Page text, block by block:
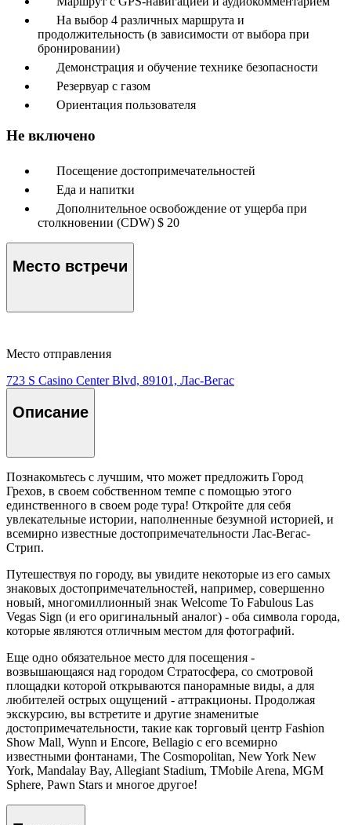
На выбор 4 различных маршрута и
продолжительность (в зависимости от выбора при
бронировании)
Демонстрация и обучение технике безопасности
Резервуар с газом
Ориентация пользователя
Не включено
Посещение достопримечательностей
Еда и напитки
Дополнительное освобождение от ущерба при
столкновении (CDW) $ 20
Место встречи
Место отправления
723 S Casino Center Blvd, 89101, Лас-Вегас
Описание
Познакомьтесь с лучшим, что может предложить Город
Грехов, в своем собственном темпе с помощью этого
единственного в своем роде тура! Откройте для себя
увлекательные истории, наполненные безумной историей, и
всемирно известные достопримечательности Лас-Вегас-
Стрип.
Путешествуя по городу, вы увидите некоторые из его самых
знаковых достопримечательностей, например, совершенно
новый, многомиллионный знак Welcome To Fabulous Las
Vegas Sign (и его оригинальный аналог) - оба символа города,
которые являются отличным местом для фотографий.
Еще одно обязательное место для посещения -
возвышающаяся над городом Стратосфера, со смотровой
площадки которой открываются панорамные виды, а для
любителей острых ощущений - аттракционы. Продолжая
экскурсию, вы встретите и другие знаменитые
достопримечательности, такие как торговый центр Fashion
Show Mall, Wynn и Encore, Bellagio с его всемирно
известными фонтанами, The Cosmopolitan, New York New
York, Mandalay Bay, Allegiant Stadium, TMobile Arena, MGM
Sphere, Pawn Stars и многое другое!